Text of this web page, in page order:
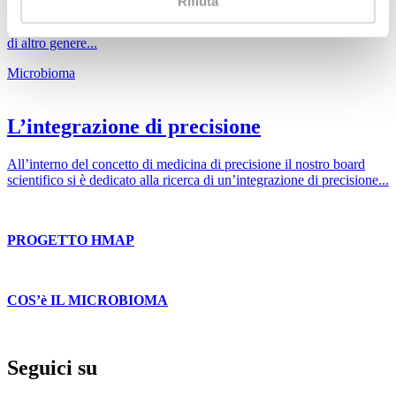
Diversi sintomi gastrointestinali come diarrea, cattiva digestione,
gonfiore addominale, dispepsia, oltre che una serie di manifestazioni
di altro genere...
Microbioma
L’integrazione di precisione
All’interno del concetto di medicina di precisione il nostro board
scientifico si è dedicato alla ricerca di un’integrazione di precisione...
PROGETTO HMAP
COS’è IL MICROBIOMA
Seguici su